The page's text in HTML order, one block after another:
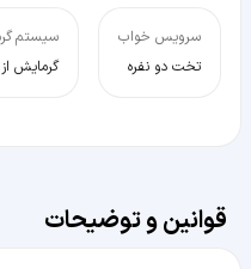
سرویس خواب
تخت دو نفره
سیستم
گرمایش
قوانین و توضیحات